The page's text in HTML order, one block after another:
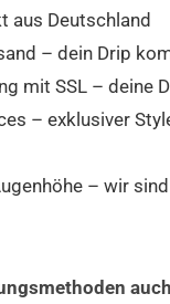
aus Deutschland
– dein Drip
mit SSL – deine
– exklusiver
– wir